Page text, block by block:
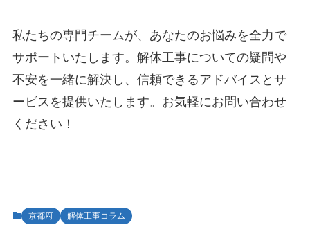
私たちの専門チームが、あなたのお悩みを全力で
サポートいたします。解体工事についての疑問や
不安を一緒に解決し、信頼できるアドバイスとサ
ービスを提供いたします。お気軽にお問い合わせ
ください！
京都府 解体工事コラム